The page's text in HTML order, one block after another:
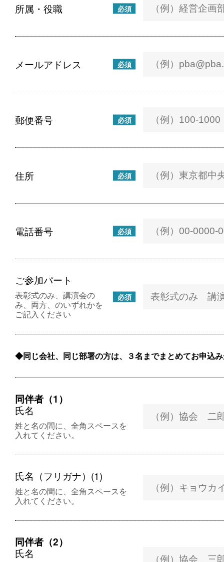
所属・役職 必須
メールアドレス 必須
郵便番号 必須
住所 必須
電話番号 必須
ご参加パート
必須
表彰式のみ、講演会の
み、両方、のいずれかを
ご記入ください
同じ会社、同じ部署の方は、３名までまとめてお申込
同伴者（1）
氏名
姓と名の間に、全角スペースを
入れてください。
氏名（フリガナ）(1)
姓と名の間に、全角スペースを
入れてください。
同伴者（2）
氏名